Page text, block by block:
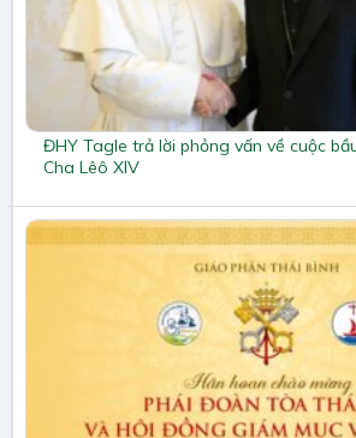
ĐHY Tagle trả lời phỏng vấn về cuộc
Cha Lêô XIV